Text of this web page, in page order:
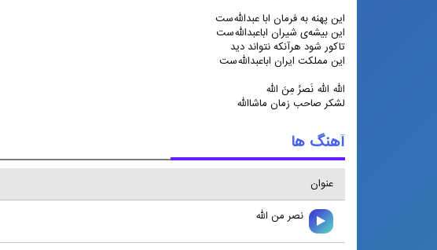
این پهنه به فرمان ابا عبدالله‌ست
این بیشه‌ی شیران اباعبدالله‌ست
تاکور شود هرآنکه نتواند دید
این مملکت ایران اباعبدالله‌ست
الله الله نَصرُ مِنَ الله
لشکر صاحب زمان ماشاالله
آهنگ ها
عنوان
نصر من الله